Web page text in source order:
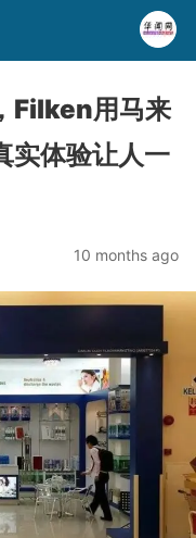
Filken用马来
实体验让人一
10 months ago